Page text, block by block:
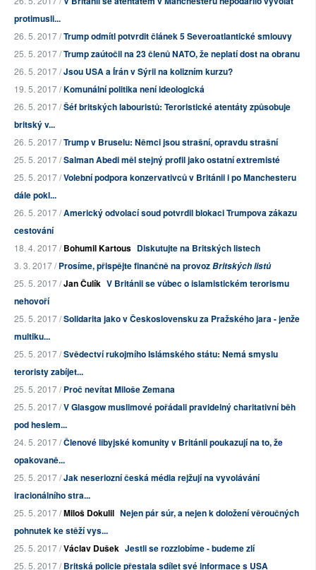
protimusli...
26. 5. 2017 /Trump odmítl potvrdit článek 5 Severoatlantické smlouvy
25. 5. 2017 /Trump zaútočil na 23 členů NATO, že neplatí dost na obranu
26. 5. 2017 /Jsou USA a Írán v Sýrii na kolizním kurzu?
19. 5. 2017 /Komunální politika není ideologická
26. 5. 2017 /Šéf britských labouristů: Teroristické atentáty způsobuje
britský v...
26. 5. 2017 /Trump v Bruselu: Němci jsou strašní, opravdu strašní
25. 5. 2017 /Salman Abedi měl stejný profil jako ostatní extremisté
25. 5. 2017 /Volební podpora konzervativců v Británii i po Manchesteru
dále pokl...
26. 5. 2017 /Americký odvolací soud potvrdil blokaci Trumpova zákazu
cestování
18. 4. 2017 /Bohumil Kartous Diskutujte na Britských listech
3. 3. 2017 /Prosíme, přispějte finančně na provozBritských listů
25. 5. 2017 /Jan Čulík V Británii se vůbec o islamistickém terorismu
nehovoří
25. 5. 2017 /Solidarita jako v Československu za Pražského jara - jenže
multiku...
25. 5. 2017 /Svědectví rukojmího Islámského státu: Nemá smyslu
teroristy zabíjet...
25. 5. 2017 /Proč nevítat Miloše Zemana
25. 5. 2017 /V Glasgow muslimové pořádali pravidelný charitativní běh
pod heslem...
24. 5. 2017 /Členové libyjské komunity v Británii poukazují na to, že
opakovaně...
25. 5. 2017 /Jak neseriozní česká média rejžují na vyvolávání
iracionálního stra...
25. 5. 2017 /Miloš Dokulil Nejen pár súr, a nejen k doložení věroučných
pohnutek ke stěží vys...
25. 5. 2017 /Václav Dušek Jestli se rozzlobíme - budeme zlí
25. 5. 2017 /Britská policie přestala sdílet své informace s USA